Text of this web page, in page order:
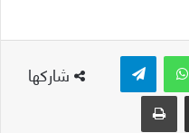
شاركها
واتساب
مشاركة عبر البريد طباعة